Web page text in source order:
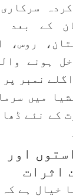
کے بعد
روس،
ہونے
نمبر پر
میں
کے نئے
اور
اثرات
خیال ہے